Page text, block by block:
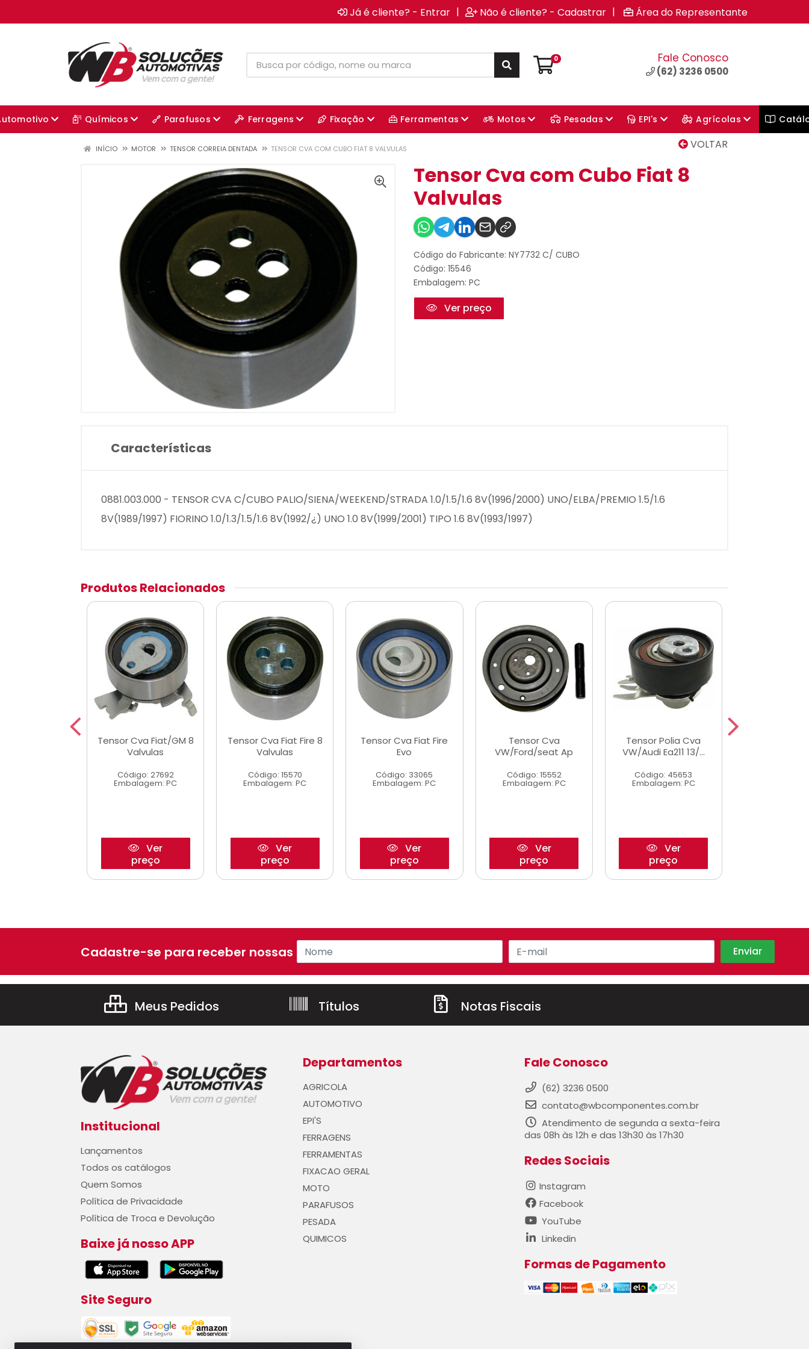
Já é cliente? - Entrar | Não é cliente? - Cadastrar | Área do Representante
0 Fale Conosco
(62) 3236 0500
Químicos Parafusos Ferragens Fixação Ferramentas Motos Pesadas EPI's Agrícolas
VOLTAR
INÍCIO MOTOR TENSOR CORREIA DENTADA TENSOR CVA COM CUBO FIAT 8 VALVULAS
Tensor Cva com Cubo Fiat 8
Valvulas
Código do Fabricante: NY7732 C/ CUBO
Código: 15546
Embalagem: PC
Ver preço
Características
0881.003.000 - TENSOR CVA C/CUBO PALIO/SIENA/WEEKEND/STRADA 1.0/1.5/1.6 8V(1996/2000) UNO/ELBA/PREMIO 1.5/1.6
8V(1989/1997) FIORINO 1.0/1.3/1.5/1.6 8V(1992/¿) UNO 1.0 8V(1999/2001) TIPO 1.6 8V(1993/1997)
Produtos Relacionados
Tensor Cva Fiat/GM 8
Valvulas
Código: 27692
Embalagem: PC
Ver
preço
Tensor Cva Fiat Fire 8
Valvulas
Código: 15570
Embalagem: PC
Ver
preço
Tensor Cva Fiat Fire
Evo
Código: 33065
Embalagem: PC
Ver
preço
Tensor Cva
VW/Ford/seat Ap
Código: 15552
Embalagem: PC
Ver
preço
Tensor Polia Cva
VW/Audi Ea211 13/...
Código: 45653
Embalagem: PC
Ver
preço
Cadastre-se para receber nossas ofertas!
Meus Pedidos Títulos Notas Fiscais
Institucional
Lançamentos
Todos os catálogos
Quem Somos
Política de Privacidade
Política de Troca e Devolução
Baixe já nosso APP
Site Seguro
Departamentos
AGRICOLA
AUTOMOTIVO
EPI'S
FERRAGENS
FERRAMENTAS
FIXACAO GERAL
MOTO
PARAFUSOS
PESADA
QUIMICOS
Fale Conosco
(62) 3236 0500
contato@wbcomponentes.com.br
Atendimento de segunda a sexta-feira
das 08h às 12h e das 13h30 às 17h30
Redes Sociais
Instagram
Facebook
YouTube
Linkedin
Formas de Pagamento